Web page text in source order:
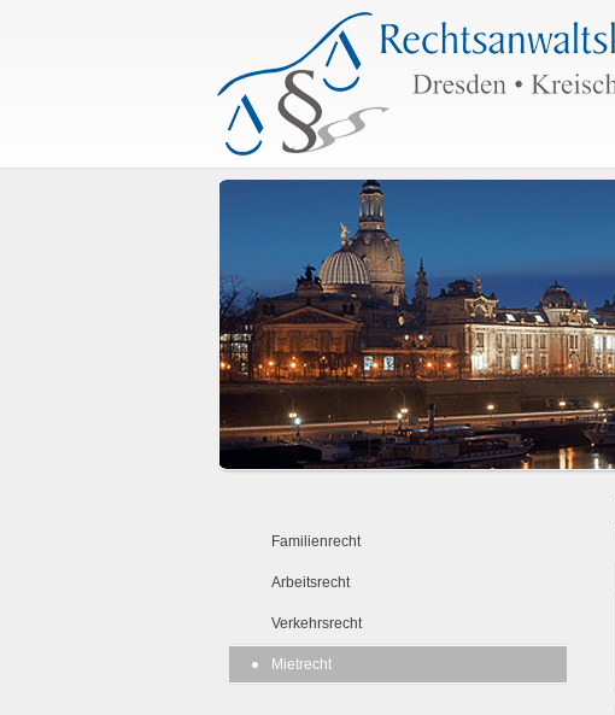
Familienrecht
Arbeitsrecht
Verkehrsrecht
Mietrecht